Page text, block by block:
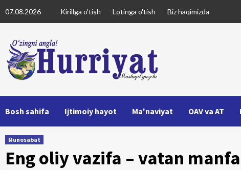
to
07.08.2026 Kirillga o'tish Lotinga o'tish Biz haqimizda
Bosh sahifa Ijtimoiy hayot Ma'naviyat OAV va AT
Munosabat
Eng oliy vazifa – vatan